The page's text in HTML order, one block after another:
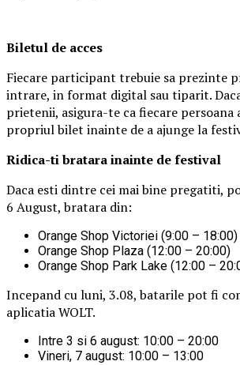
Biletul de acces
Fiecare participant trebuie sa prezinte
intrare, in format digital sau tiparit.
prietenii, asigura-te ca fiecare persoana
propriul bilet inainte de a ajunge la
Ridica-ti bratarainainte de festival
Daca esti dintre cei mai bine pregatiti,
6 August, bratara din:
Orange Shop Victoriei (9:00 – 18:00)
Orange Shop Plaza (12:00 – 20:00)
Orange Shop Park Lake (12:00 –
Incepand cu luni, 3.08, batarile pot fi
aplicatia WOLT.
Intre 3 si 6 august: 10:00 – 20:00
Vineri, 7 august: 10:00 – 13:00